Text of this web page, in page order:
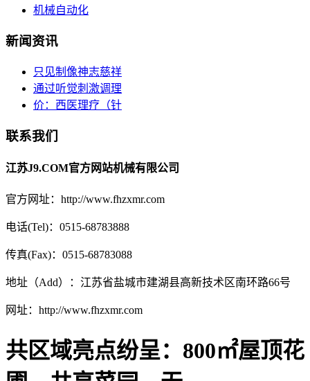
机械自动化
新闻资讯
只见制像神志慈祥
通过听觉刺激调理
价：西医理疗（针
联系我们
江苏J9.COM官方网站机械有限公司
官方网址：http://www.fhzxmr.com
电话(Tel)：0515-68783888
传真(Fax)：0515-68783088
地址（Add）：江苏省盐城市建湖县高新技术区南环路66号
网址：http://www.fhzxmr.com
共区域亮点纷呈：800㎡屋顶花